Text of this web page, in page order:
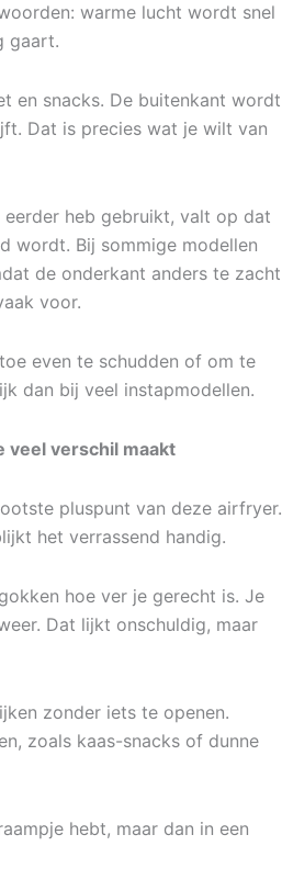
warme lucht wordt snel
gaart.
en snacks. De buitenkant wordt
Dat is precies wat je wilt van
heb gebruikt, valt op dat
wordt. Bij sommige modellen
de onderkant anders te zacht
voor.
even te schudden of om te
dan bij veel instapmodellen.
veel verschil maakt
pluspunt van deze airfryer.
het verrassend handig.
hoe ver je gerecht is. Je
Dat lijkt onschuldig, maar
zonder iets te openen.
zoals kaas-snacks of dunne
hebt, maar dan in een